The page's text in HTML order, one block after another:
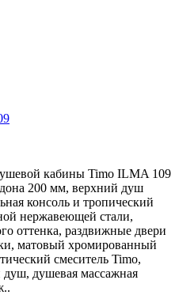
кабины Timo ILMA 109
200 мм, верхний душ
консоль и тропический
нержавеющей стали,
оттенка, раздвижные двери
матовый хромированный
смеситель Timo,
душевая массажная